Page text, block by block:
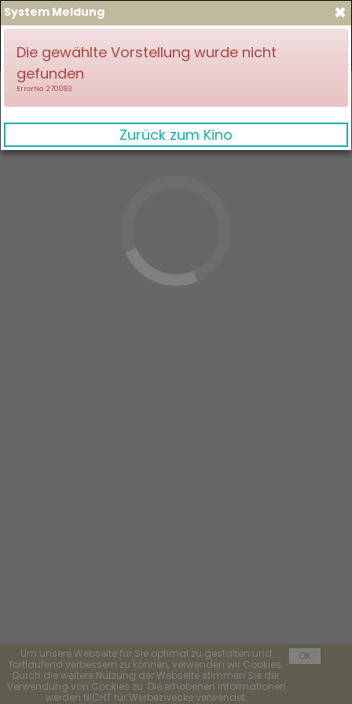
Um unsere Webseite für Sie optimal zu gestalten und
fortlaufend verbessern zu können, verwenden wir Cookies.
Durch die weitere Nutzung der Webseite stimmen Sie der
Verwendung von Cookies zu. Die erhobenen Informationen
werden NICHT für Werbezwecke verwendet.
OK
×
System Meldung
Die gewählte Vorstellung wurde nicht
gefunden
ErrorNo. 270083
Zurück zum Kino